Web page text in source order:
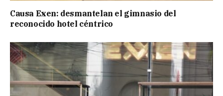
Causa Exen: desmantelan el gimnasio del
reconocido hotel céntrico